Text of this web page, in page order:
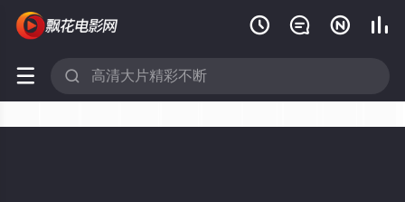
   
 